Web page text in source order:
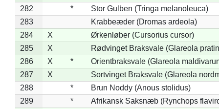
282
*
Stor Gulben (Tringa melanoleuca)
283
Krabbeæder (Dromas ardeola)
284
X
Ørkenløber (Cursorius cursor)
285
X
Rødvinget Braksvale (Glareola
286
X *
Orientbraksvale (Glareola
287
X
Sortvinget Braksvale (Glareola
288
*
Brun Noddy (Anous stolidus)
289
*
Afrikansk Saksnæb (Rynchops